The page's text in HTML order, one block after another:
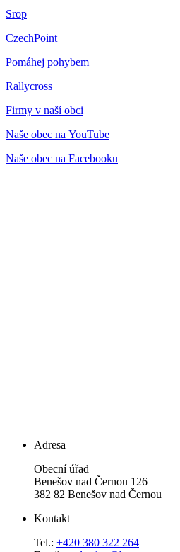
Srop
CzechPoint
Pomáhej pohybem
Rallycross
Firmy v naší obci
Naše obec na YouTube
Naše obec na Facebooku
Adresa
Obecní úřad
Benešov nad Černou 126
382 82 Benešov nad Černou
Kontakt
Tel.: +420 380 322 264